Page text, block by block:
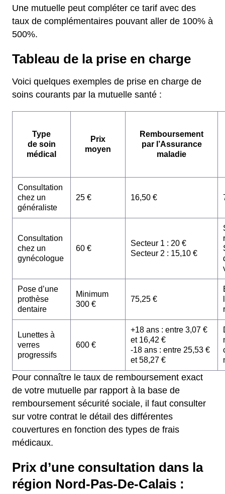
Une mutuelle peut compléter ce tarif avec des
taux de complémentaires pouvant aller de 100% à
500%.
Tableau de la prise en charge
Voici quelques exemples de prise en charge de
soins courants par la mutuelle santé :
Type
de soin
médical
Prix
moyen
Remboursement
par l’Assurance
maladie
Consultation
chez un
généraliste
25 € 16,50 €
Consultation
chez un
gynécologue
60 €
Secteur 1 : 20 €
Secteur 2 : 15,10 €
Pose d’une
prothèse
dentaire
Minimum
300 €
75,25 €
Lunettes à
verres
progressifs
600 €
+18 ans : entre 3,07 €
et 16,42 €
-18 ans : entre 25,53 €
et 58,27 €
Pour connaître le taux de remboursement exact
de votre mutuelle par rapport à la base de
remboursement sécurité sociale, il faut consulter
sur votre contrat le détail des différentes
couvertures en fonction des types de frais
médicaux.
Prix d’une consultation dans la
région Nord-Pas-De-Calais :